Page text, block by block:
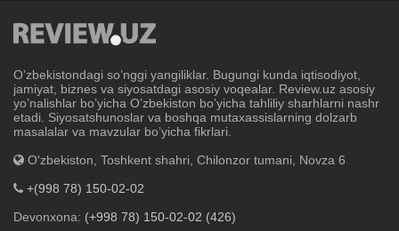
Oʼzbekistondagi soʼnggi yangiliklar. Bugungi kunda iqtisodiyot,
jamiyat, biznes va siyosatdagi asosiy voqealar. Review.uz asosiy
yoʼnalishlar boʼyicha Oʼzbekiston boʼyicha tahliliy sharhlarni nashr
etadi. Siyosatshunoslar va boshqa mutaxassislarning dolzarb
masalalar va mavzular boʼyicha fikrlari.
O'zbekiston, Toshkent shahri, Chilonzor tumani, Novza 6
+(998 78) 150-02-02
Devonxona: (+998 78) 150-02-02 (426)